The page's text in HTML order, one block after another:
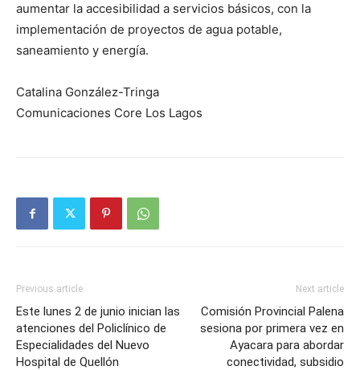
aumentar la accesibilidad a servicios básicos, con la
implementación de proyectos de agua potable,
saneamiento y energía.
Catalina González-Tringa
Comunicaciones Core Los Lagos
Previous article
Este lunes 2 de junio inician las
atenciones del Policlínico de
Especialidades del Nuevo
Hospital de Quellón
Next article
Comisión Provincial Palena
sesiona por primera vez en
Ayacara para abordar
conectividad, subsidio